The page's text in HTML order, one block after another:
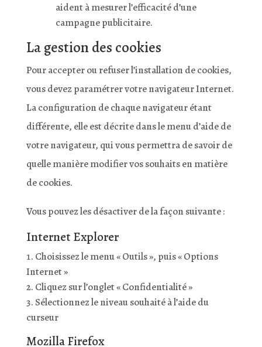
aident à mesurer l’efficacité d’une
campagne publicitaire.
La gestion des cookies
Pour accepter ou refuser l’installation de cookies,
vous devez paramétrer votre navigateur Internet.
La configuration de chaque navigateur étant
différente, elle est décrite dans le menu d’aide de
votre navigateur, qui vous permettra de savoir de
quelle manière modifier vos souhaits en matière
de cookies.
Vous pouvez les désactiver de la façon suivante :
Internet Explorer
Choisissez le menu « Outils », puis « Options
Internet »
Cliquez sur l’onglet « Confidentialité »
Sélectionnez le niveau souhaité à l’aide du
curseur
Mozilla Firefox